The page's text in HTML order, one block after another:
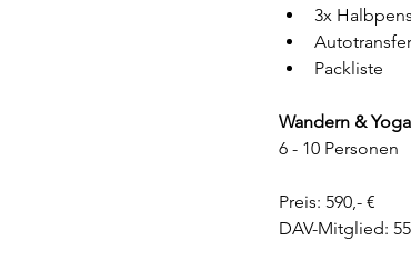
3x
Autotransfer
Packliste
Wandern &
6 - 10 Personen
Preis: 590,- €
DAV-Mitglied: